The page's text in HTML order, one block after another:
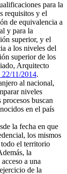
para la
requisitos y el
de equivalencia a
y para la
superior, y el
a los niveles del
superior de los
Arquitecto
11/2014.
al nacional,
niveles
buscan
en el país
la fecha en que
los mismos
el territorio
la
a una
de la